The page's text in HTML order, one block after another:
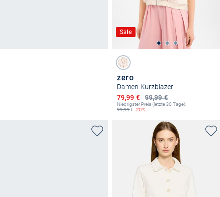
Sale
zero
Damen Kurzblazer
99,99 €
Ermäßigter Preis
79,99 €
Niedrigster Preis (letzte 30 Tage):
99,99€ -20%